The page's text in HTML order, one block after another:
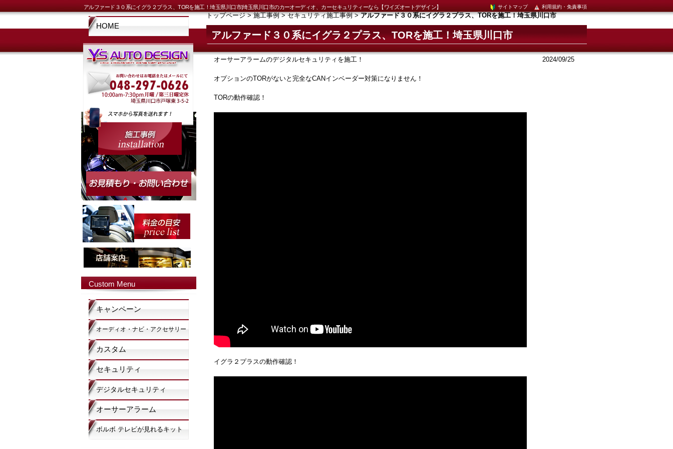
アルファード３０系にイグラ２プラス、TORを施工！埼玉県川口市|埼玉県川口市のカーオーディオ、カーセキュリティーなら【ワイズオートデザイン】 利用規約・免責事項
サイトマップ
トップページ>施工事例>セキュリティ施工事例>アルファード３０系にイグラ２プラス、TORを施工！埼玉県川口市
アルファード３０系にイグラ２プラス、TORを施工！埼玉県川口市
2024/09/25
オーサーアラームのデジタルセキュリティを施工！
オプションのTORがないと完全なCANインベーダー対策になりません！
TORの動作確認！
イグラ２プラスの動作確認！
HOME
Custom Menu
キャンペーン
オーディオ・ナビ・アクセサリー
カスタム
セキュリティ
デジタルセキュリティ
オーサーアラーム
ボルボ テレビが見れるキット